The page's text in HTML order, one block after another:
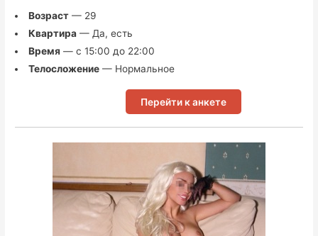
Возраст— 29
Квартира— Да, есть
Время — с 15:00 до 22:00
Телосложение— Нормальное
Перейти к анкете